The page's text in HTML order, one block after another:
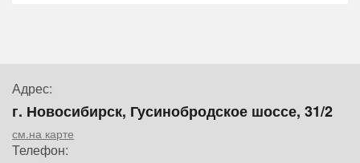
Адрес:
г. Новосибирск, Гусинобродское шоссе, 31/2
см.на карте
Телефон: